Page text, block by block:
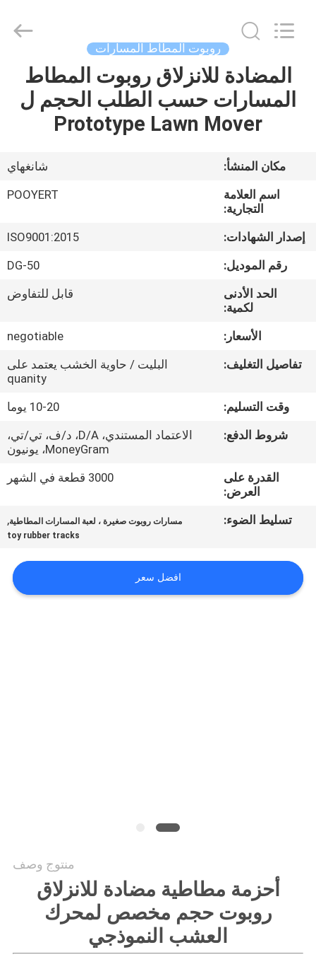
الصفحة
الرئيسية
معلومات
جولة
مراقبة
الجودة
اتصل
اطلب
اقتباس
NEWS
خريطة
Reserved.
روبوت المطاط المسارات
المضادة للانزلاق روبوت المطاط
المسارات حسب الطلب الحجم ل
Prototype Lawn Mover
مكان المنشأ:
شانغهاي
اسم العلامة
التجارية:
POOYERT
إصدار الشهادات:
ISO9001:2015
رقم الموديل:
DG-50
الحد الأدنى
لكمية:
قابل للتفاوض
الأسعار:
negotiable
تفاصيل التغليف:
البليت / حاوية الخشب يعتمد على
quanity
وقت التسليم:
10-20 يوما
شروط الدفع:
الاعتماد المستندي، D/A، د/ف، تي/تي،
MoneyGram، يونيون
القدرة على
العرض:
3000 قطعة في الشهر
تسليط الضوء: مسارات روبوت صغيرة ، لعبة المسارات المطاطية,
toy rubber tracks
افضل سعر
منتوج وصف
أحزمة مطاطية مضادة للانزلاق
روبوت حجم مخصص لمحرك
العشب النموذجي